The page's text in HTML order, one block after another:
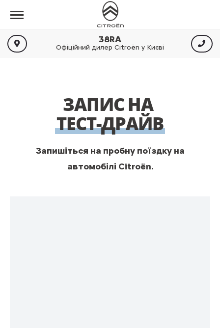
38RA
Офіційний дилер Citroën у Києві
ЗАПИС НА
ТЕСТ-ДРАЙВ
Запишіться на пробну поїздку на
автомобілі Citroën.